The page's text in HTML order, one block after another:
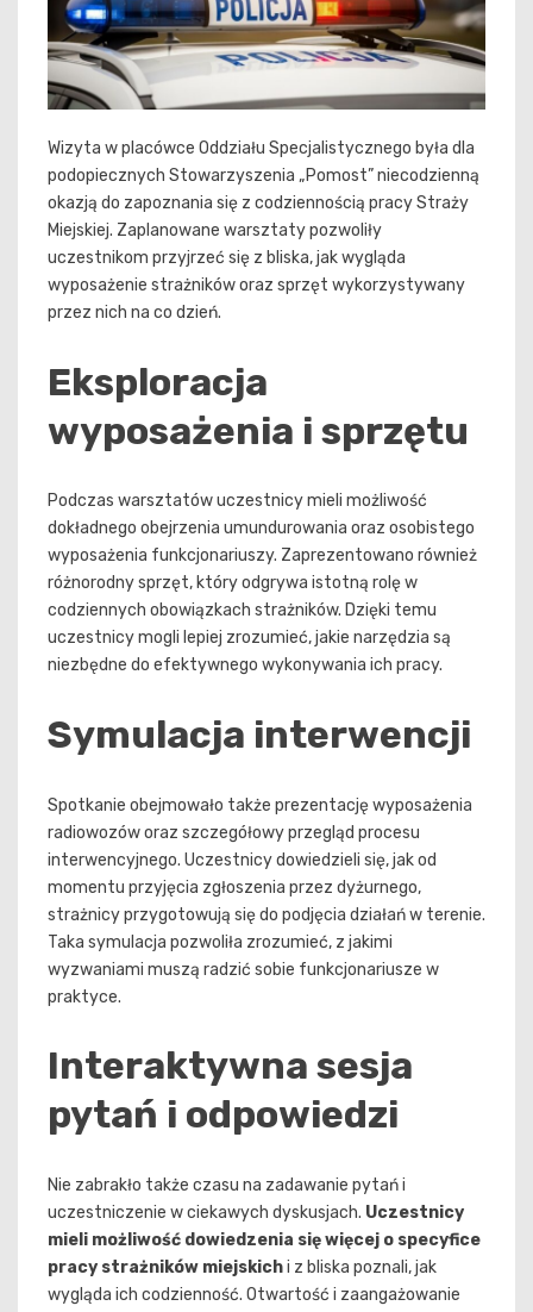
Wizyta w placówce Oddziału Specjalistycznego była dla
podopiecznych Stowarzyszenia „Pomost” niecodzienną
okazją do zapoznania się z codziennością pracy Straży
Miejskiej. Zaplanowane warsztaty pozwoliły
uczestnikom przyjrzeć się z bliska, jak wygląda
wyposażenie strażników oraz sprzęt wykorzystywany
przez nich na co dzień.
Eksploracja
wyposażenia i sprzętu
Podczas warsztatów uczestnicy mieli możliwość
dokładnego obejrzenia umundurowania oraz osobistego
wyposażenia funkcjonariuszy. Zaprezentowano również
różnorodny sprzęt, który odgrywa istotną rolę w
codziennych obowiązkach strażników. Dzięki temu
uczestnicy mogli lepiej zrozumieć, jakie narzędzia są
niezbędne do efektywnego wykonywania ich pracy.
Symulacja interwencji
Spotkanie obejmowało także prezentację wyposażenia
radiowozów oraz szczegółowy przegląd procesu
interwencyjnego. Uczestnicy dowiedzieli się, jak od
momentu przyjęcia zgłoszenia przez dyżurnego,
strażnicy przygotowują się do podjęcia działań w terenie.
Taka symulacja pozwoliła zrozumieć, z jakimi
wyzwaniami muszą radzić sobie funkcjonariusze w
praktyce.
Interaktywna sesja
pytań i odpowiedzi
Nie zabrakło także czasu na zadawanie pytań i
uczestniczenie w ciekawych dyskusjach. Uczestnicy
mieli możliwość dowiedzenia się więcej o specyfice
pracy strażników miejskichi z bliska poznali, jak
wygląda ich codzienność. Otwartość i zaangażowanie